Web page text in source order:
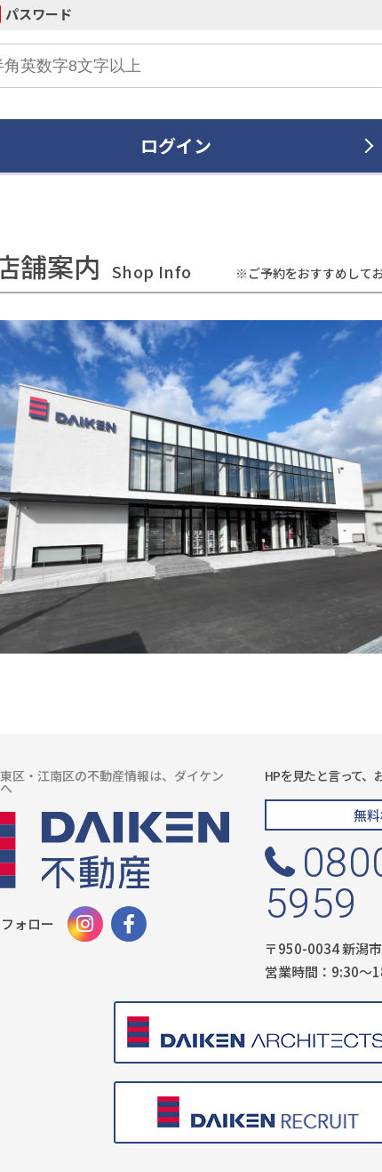
パスワード
ログイン
舗案内 Shop Info ※ご予約をおすすめして
区・江南区の不動産情報は、ダイケン
ォロー
HPを見たと言って、
無
5959
〒950-0034 新潟
営業時間：9:30〜